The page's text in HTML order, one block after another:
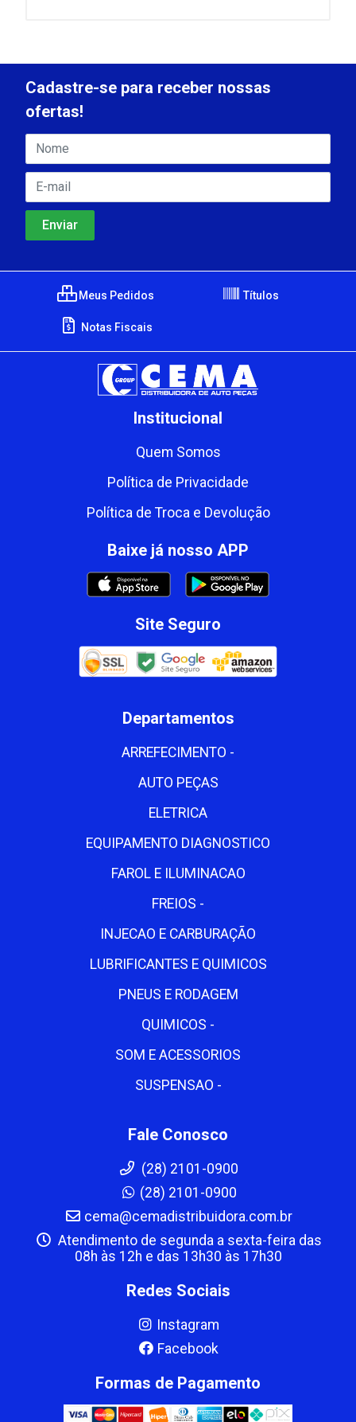
Cadastre-se para receber nossas
ofertas!
Meus Pedidos Títulos
Notas Fiscais
Institucional
Quem Somos
Política de Privacidade
Política de Troca e Devolução
Baixe já nosso APP
Site Seguro
Departamentos
ARREFECIMENTO -
AUTO PEÇAS
ELETRICA
EQUIPAMENTO DIAGNOSTICO
FAROL E ILUMINACAO
FREIOS -
INJECAO E CARBURAÇÃO
LUBRIFICANTES E QUIMICOS
PNEUS E RODAGEM
QUIMICOS -
SOM E ACESSORIOS
SUSPENSAO -
Fale Conosco
(28) 2101-0900
(28) 2101-0900
cema@cemadistribuidora.com.br
Atendimento de segunda a sexta-feira das
08h às 12h e das 13h30 às 17h30
Redes Sociais
Instagram
Facebook
Formas de Pagamento